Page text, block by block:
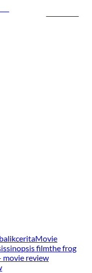
Movie
sinopsis filmthe frog
movie review